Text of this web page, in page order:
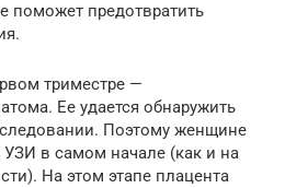
поможет предотвратить
триместре —
Ее удается обнаружить
Поэтому женщине
УЗИ в самом начале (как и на
На этом этапе плацента